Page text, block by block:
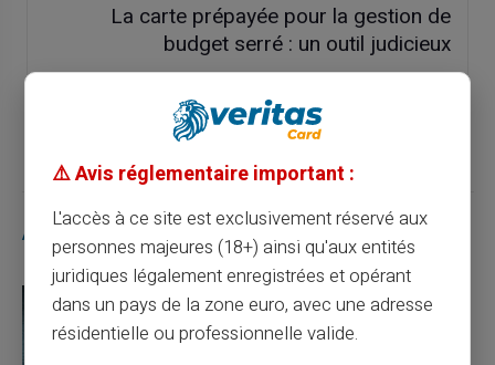
La carte prépayée pour la gestion de
budget serré : un outil judicieux
Articles similaires
⚠️ Avis réglementaire important :
L'accès à ce site est exclusivement réservé aux
personnes majeures (18+) ainsi qu'aux entités
juridiques légalement enregistrées et opérant
dans un pays de la zone euro, avec une adresse
résidentielle ou professionnelle valide.